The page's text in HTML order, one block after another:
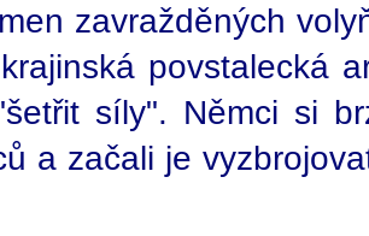
zavražděných
povstalecká
síly". Němci si
a začali je